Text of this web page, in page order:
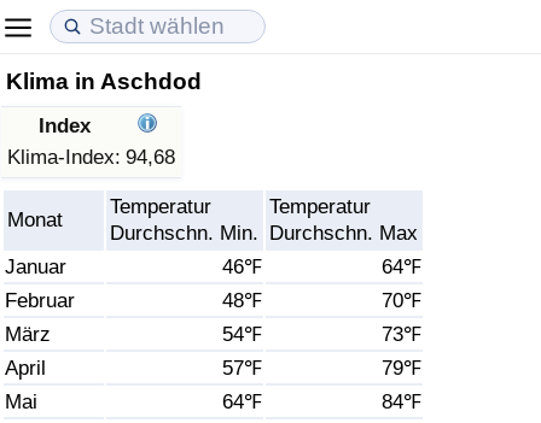
Klima in Aschdod
Index
Klima-Index: 94,68
Monat
Temperatur
Durchschn. Min.
Temperatur
Durchschn. Max
Januar
46℉
64℉
Februar
48℉
70℉
März
54℉
73℉
April
57℉
79℉
Mai
64℉
84℉
Lebenshaltungskosten
Lebenshaltungskosten-Index (aktuell)
Lebenshaltungskosten-Index
Lebenshaltungskosten-Index nach Land
in Akaba
Immobilienpreise
Immobilienpreis-Index (aktuell)
Immobilienpreis-Index
Immobilienpreis-Index nach Land
Lebensqualität
Lebensqualität-Index
Lebensqualität-Index (aktuell)
Lebensqualitätsindex nach Land
Kriminalität
Kriminalitäts-Index (aktuell)